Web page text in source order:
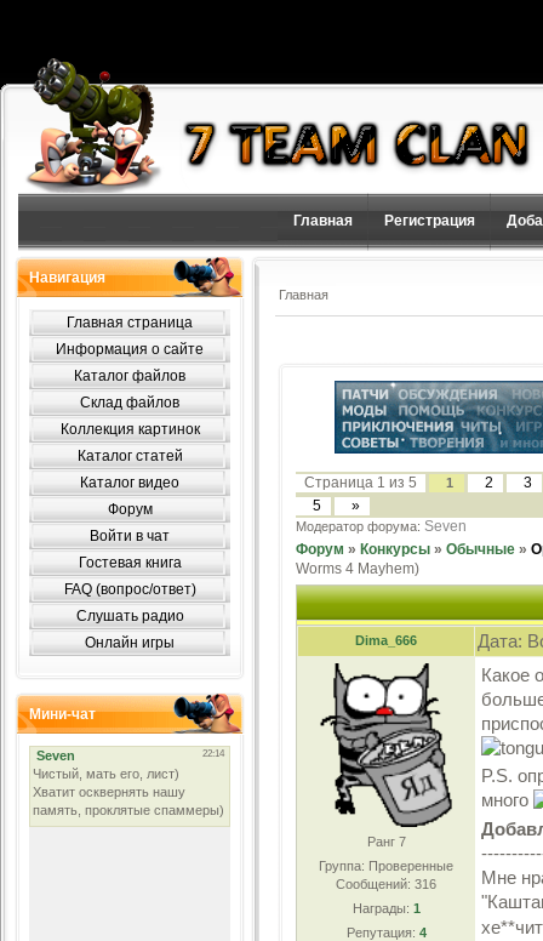
Главная Регистрация
Навигация
Главная страница
Информация о сайте
Каталог файлов
Склад файлов
Коллекция картинок
Каталог статей
Каталог видео
Форум
Войти в чат
Гостевая книга
FAQ (вопрос/ответ)
Слушать радио
Онлайн игры
Мини-чат
Главная
Страница 1 из 5 1 2
3
5
»
Модератор форума: Seven
Форум » Конкурсы » Обычные »
Worms 4 Mayhem)
Dima_666 Дата:
Ранг 7
Группа: Проверенные
Сообщений: 316
Награды: 1
Репутация: 4
Какое
P.S.
много
Мне